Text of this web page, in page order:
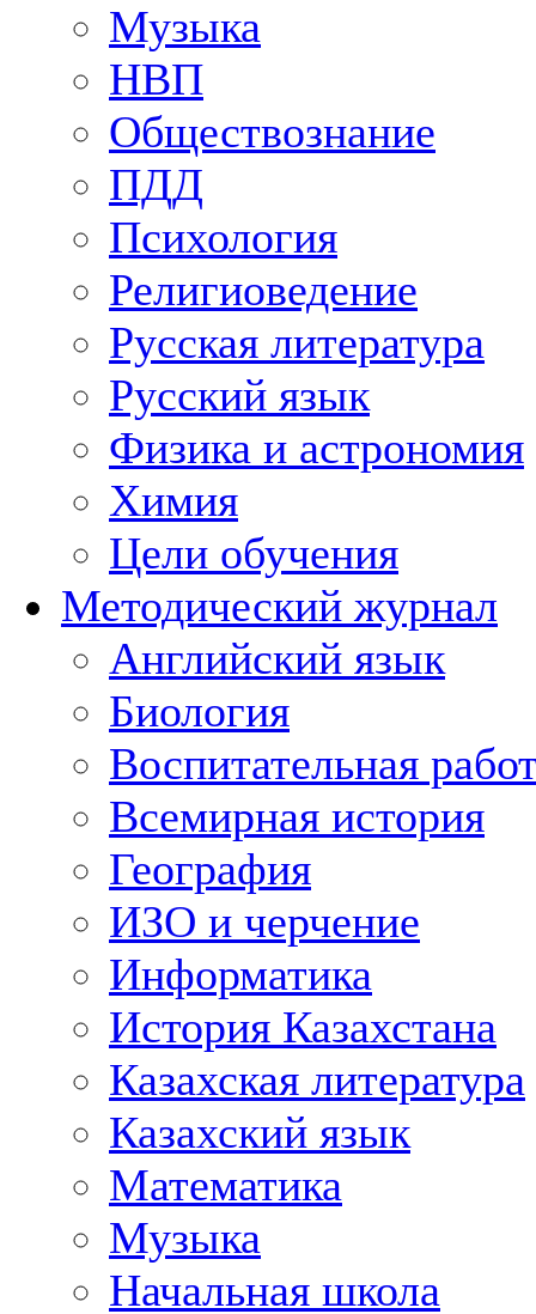
Музыка
НВП
Обществознание
ПДД
Психология
Религиоведение
Русская литература
Русский язык
Физика и астрономия
Химия
Цели обучения
Методический журнал
Английский язык
Биология
Воспитательная
Всемирная история
География
ИЗО и черчение
Информатика
История Казахстана
Казахская литература
Казахский язык
Математика
Музыка
Начальная школа